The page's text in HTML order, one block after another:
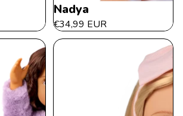
Nadya
€34,99 EUR